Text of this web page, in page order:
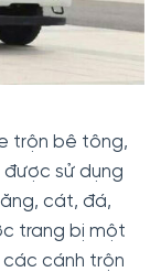
trộn bê tông,
sử dụng
cát, đá,
trang bị một
các cánh trộn